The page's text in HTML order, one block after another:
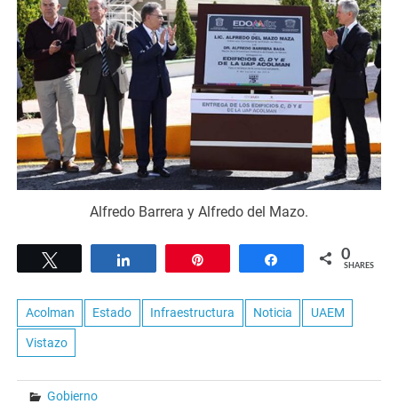
Alfredo Barrera y Alfredo del Mazo.
Share 0
SHARES
Acolman Estado Infraestructura Noticia UAEM
Vistazo
Gobierno